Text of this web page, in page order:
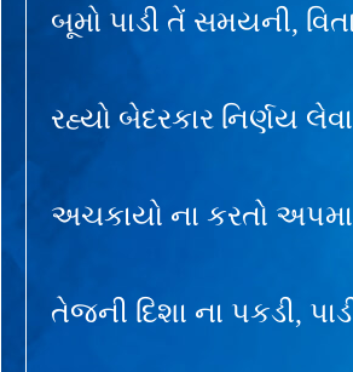
બૂમો પાડી તેં સમયની,
રહ્યો બેદરકાર નિર્ણય
અચકાયો ના કરતો
તેજની દિશા ના પકડી,